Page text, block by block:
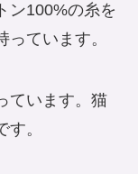
ン100%の糸を
ています。
ています。猫
。